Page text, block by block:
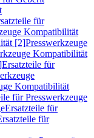
für
Kompatibilität
[2]Presswerkzeuge
Kompatibilität
Ersatzteile für
Kompatibilität
für Presswerkzeuge
Ersatzteile für
für